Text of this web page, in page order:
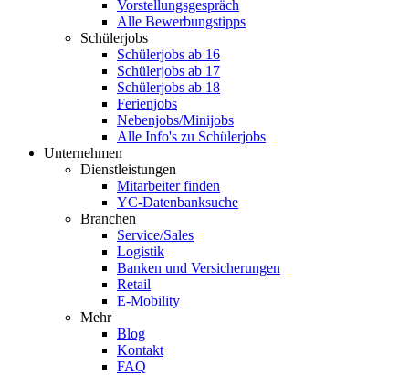
Vorstellungsgespräch
Alle Bewerbungstipps
Schülerjobs
Schülerjobs ab 16
Schülerjobs ab 17
Schülerjobs ab 18
Ferienjobs
Nebenjobs/Minijobs
Alle Info's zu Schülerjobs
Unternehmen
Dienstleistungen
Mitarbeiter finden
YC-Datenbanksuche
Branchen
Service/Sales
Logistik
Banken und Versicherungen
Retail
E-Mobility
Mehr
Blog
Kontakt
FAQ